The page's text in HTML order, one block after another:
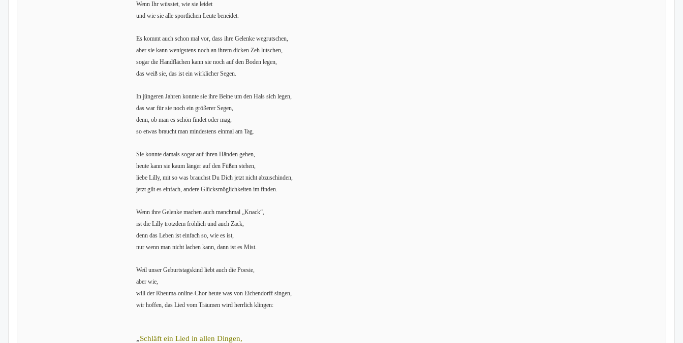
Wenn Ihr wüsstet, wie sie leidet
und wie sie alle sportlichen Leute beneidet.
Es kommt auch schon mal vor, dass ihre Gelenke wegrutschen,
aber sie kann wenigstens noch an ihrem dicken Zeh lutschen,
sogar die Handflächen kann sie noch auf den Boden legen,
das weiß sie, das ist ein wirklicher Segen.
In jüngeren Jahren konnte sie ihre Beine um den Hals sich legen,
das war für sie noch ein größerer Segen,
denn, ob man es schön findet oder mag,
so etwas braucht man mindestens einmal am Tag.
Sie konnte damals sogar auf ihren Händen gehen,
heute kann sie kaum länger auf den Füßen stehen,
liebe Lilly, mit so was brauchst Du Dich jetzt nicht abzuschinden,
jetzt gilt es einfach, andere Glücksmöglichkeiten im finden.
Wenn ihre Gelenke machen auch manchmal „Knack“,
ist die Lilly trotzdem fröhlich und auch Zack,
denn das Leben ist einfach so, wie es ist,
nur wenn man nicht lachen kann, dann ist es Mist.
Weil unser Geburtstagskind liebt auch die Poesie,
aber wie,
will der Rheuma-online-Chor heute was von Eichendorff singen,
wir hoffen, das Lied vom Träumen wird herrlich klingen:
„Schläft ein Lied in allen Dingen,